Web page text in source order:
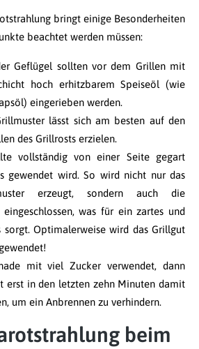
bringt einige Besonderheiten
beachtet werden müssen:
Geflügel sollten vor dem Grillen mit
hoch erhitzbarem Speiseöl (wie
eingerieben werden.
lässt sich am besten auf den
des Grillrosts erzielen.
vollständig von einer Seite gegart
gewendet wird. So wird nicht nur das
erzeugt, sondern auch die
eingeschlossen, was für ein zartes und
sorgt. Optimalerweise wird das Grillgut
mit viel Zucker verwendet, dann
erst in den letzten zehn Minuten damit
um ein Anbrennen zu verhindern.
beim